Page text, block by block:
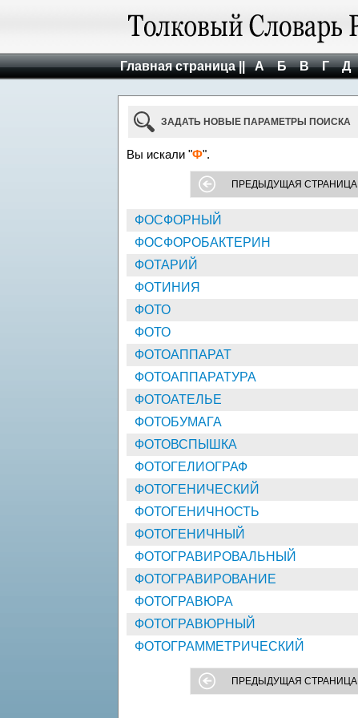
Главная страница || А Б В Г Д
ЗАДАТЬ НОВЫЕ ПАРАМЕТРЫ ПОИСКА
Вы искали "Ф".
ПРЕДЫДУЩАЯ СТРАНИЦА
ФОСФОРНЫЙ
ФОСФОРОБАКТЕРИН
ФОТАРИЙ
ФОТИНИЯ
ФОТО
ФОТО
ФОТОАППАРАТ
ФОТОАППАРАТУРА
ФОТОАТЕЛЬЕ
ФОТОБУМАГА
ФОТОВСПЫШКА
ФОТОГЕЛИОГРАФ
ФОТОГЕНИЧЕСКИЙ
ФОТОГЕНИЧНОСТЬ
ФОТОГЕНИЧНЫЙ
ФОТОГРАВИРОВАЛЬНЫЙ
ФОТОГРАВИРОВАНИЕ
ФОТОГРАВЮРА
ФОТОГРАВЮРНЫЙ
ФОТОГРАММЕТРИЧЕСКИЙ
ПРЕДЫДУЩАЯ СТРАНИЦА